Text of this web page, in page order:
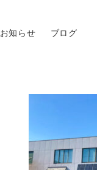
お知らせ ブログ